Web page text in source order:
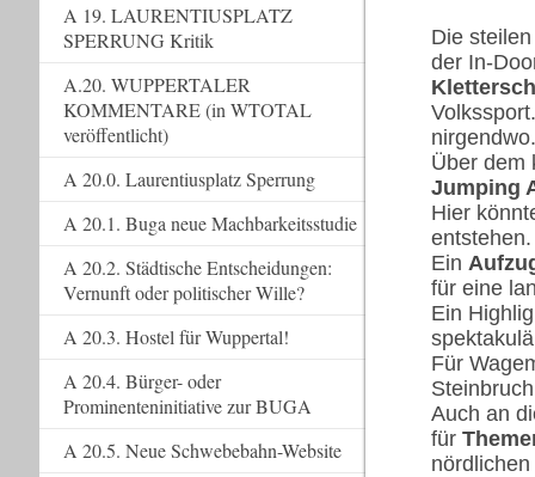
Die
der In-
Über dem
Jumping
Hier
entstehen.
Ein
für eine
Ein
Für
Auch an
für
A 19. LAURENTIUSPLATZ
SPERRUNG Kritik
A.20. WUPPERTALER
KOMMENTARE (in WTOTAL
veröffentlicht)
A 20.0. Laurentiusplatz Sperrung
A 20.1. Buga neue Machbarkeitsstudie
A 20.2. Städtische Entscheidungen:
Vernunft oder politischer Wille?
A 20.3. Hostel für Wuppertal!
A 20.4. Bürger- oder
Prominenteninitiative zur BUGA
A 20.5. Neue Schwebebahn-Website